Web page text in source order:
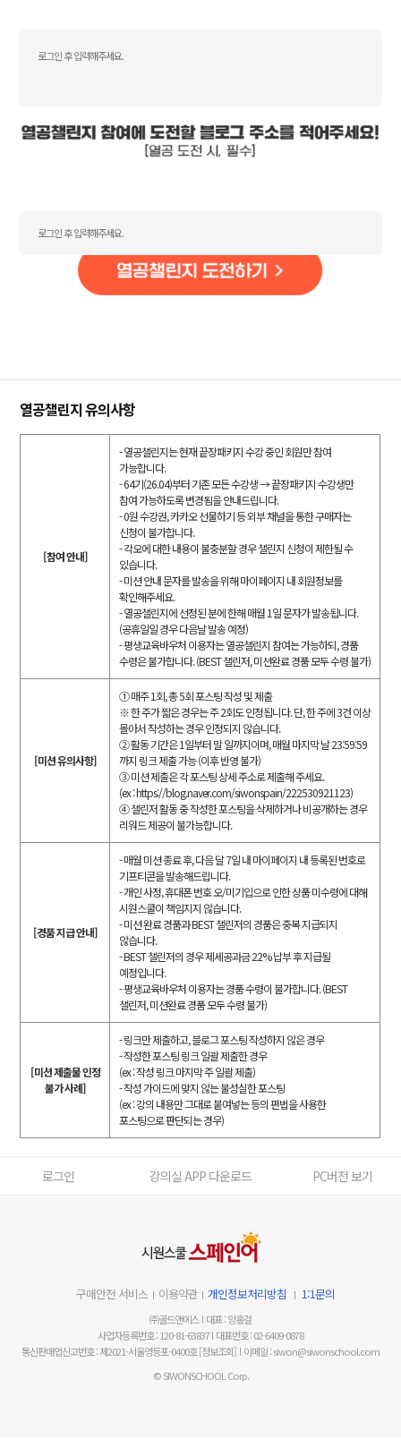
열공챌린지 유의사항
[참여 안내]
- 열공챌린지는 현재 끝장패키지 수강 중인 회원만 참여
가능합니다.
- 64기(26.04)부터 기존 모든 수강생 → 끝장패키지 수강생만
참여 가능하도록 변경됨을 안내드립니다.
- 0원 수강권, 카카오 선물하기 등 외부 채널을 통한 구매자는
신청이 불가합니다.
- 각오에 대한 내용이 불충분할 경우 챌린지 신청이 제한될 수
있습니다.
- 미션 안내 문자를 발송을 위해 마이페이지 내 회원정보를
확인해주세요.
- 열공챌린지에 선정된 분에 한해 매월 1일 문자가 발송됩니다.
(공휴일일 경우 다음날 발송 예정)
- 평생교육바우처 이용자는 열공챌린지 참여는 가능하되, 경품
수령은 불가합니다. (BEST 챌린저, 미션완료 경품 모두 수령 불가)
[미션 유의사항]
① 매주 1회, 총 5회 포스팅 작성 및 제출
※ 한 주가 짧은 경우는 주 2회도 인정됩니다. 단, 한 주에 3건 이상
몰아서 작성하는 경우 인정되지 않습니다.
② 활동 기간은 1일부터 말 일까지이며, 매월 마지막 날 23:59:59
까지 링크 제출 가능 (이후 반영 불가)
③ 미션 제출은 각 포스팅 상세 주소로 제출해 주세요.
(ex : https://blog.naver.com/siwonspain/222530921123)
④ 챌린저 활동 중 작성한 포스팅을 삭제하거나 비공개하는 경우
리워드 제공이 불가능합니다.
[경품 지급 안내]
- 매월 미션 종료 후, 다음 달 7일 내 마이페이지 내 등록된 번호로
기프티콘을 발송해드립니다.
- 개인 사정, 휴대폰 번호 오/미기입으로 인한 상품 미수령에 대해
시원스쿨이 책임지지 않습니다.
- 미션 완료 경품과 BEST 챌린저의 경품은 중복 지급되지
않습니다.
- BEST 챌린저의 경우 제세공과금 22% 납부 후 지급될
예정입니다.
- 평생교육바우처 이용자는 경품 수령이 불가합니다. (BEST
챌린저, 미션완료 경품 모두 수령 불가)
[미션 제출물 인정
불가 사례]
- 링크만 제출하고, 블로그 포스팅 작성하지 않은 경우
- 작성한 포스팅 링크 일괄 제출한 경우
(ex : 작성 링크 마지막 주 일괄 제출)
- 작성 가이드에 맞지 않는 불성실한 포스팅
(ex : 강의 내용만 그대로 붙여넣는 등의 편법을 사용한
포스팅으로 판단되는 경우)
로그인 강의실 APP 다운로드 PC버전 보기
구매안전 서비스 이용약관 개인정보처리방침 1:1문의
㈜골드앤에스 대표 : 양홍걸
사업자등록번호 : 120-81-63837 대표번호 : 02-6409-0878
통신판매업신고번호 : 제2021-서울영등포-0400호[정보조회] 이메일 : siwon@siwonschool.com
© SIWONSCHOOL Corp.